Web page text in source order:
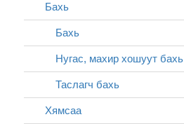
Бахь
Бахь
Нугас, махир хошуут бахь
Таслагч бахь
Хямсаа